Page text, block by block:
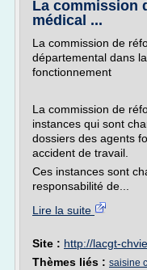
La commission
médical ...
La commission de
départemental dans
fonctionnement
La commission de
instances qui sont
dossiers des agents
accident de travail.
Ces instances sont
responsabilité de...
Lire la suite
Site : http://lacgt-
Thèmes liés : saisine